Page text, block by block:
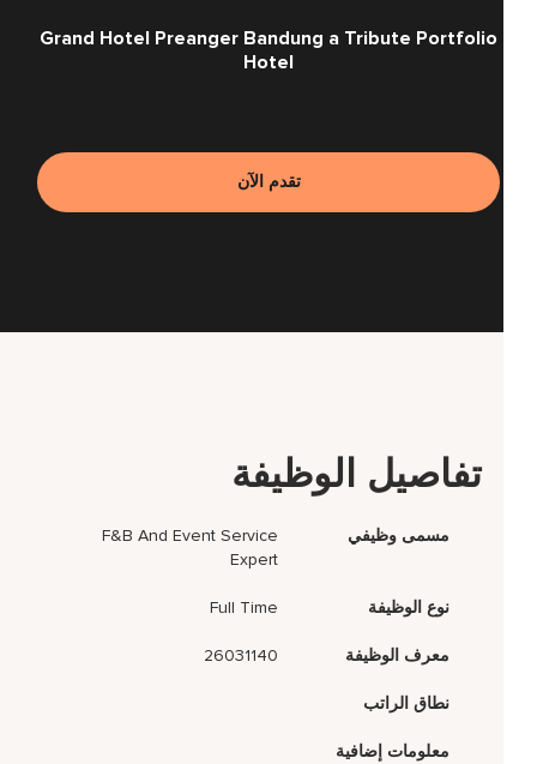
Grand Hotel Preanger Bandung a Tribute Portfolio
Hotel
تقدم الآن
تفاصيل الوظيفة
مسمى وظيفي
F&B And Event Service
Expert
نوع الوظيفة Full Time
معرف الوظيفة 26031140
نطاق الراتب
معلومات إضافية